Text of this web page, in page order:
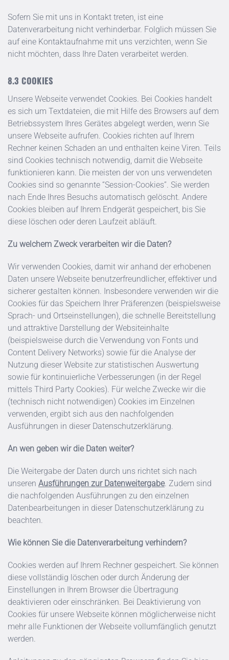
Sofern Sie mit uns in Kontakt treten, ist eine
Datenverarbeitung nicht verhinderbar. Folglich müssen Sie
auf eine Kontaktaufnahme mit uns verzichten, wenn Sie
nicht möchten, dass Ihre Daten verarbeitet werden.
COOKIES
Unsere Webseite verwendet Cookies. Bei Cookies handelt
es sich um Textdateien, die mit Hilfe des Browsers auf dem
Betriebssystem Ihres Gerätes abgelegt werden, wenn Sie
unsere Webseite aufrufen. Cookies richten auf Ihrem
Rechner keinen Schaden an und enthalten keine Viren. Teils
sind Cookies technisch notwendig, damit die Webseite
funktionieren kann. Die meisten der von uns verwendeten
Cookies sind so genannte “Session-Cookies”. Sie werden
nach Ende Ihres Besuchs automatisch gelöscht. Andere
Cookies bleiben auf Ihrem Endgerät gespeichert, bis Sie
diese löschen oder deren Laufzeit abläuft.
Zu welchem Zweck verarbeiten wir die Daten?
Wir verwenden Cookies, damit wir anhand der erhobenen
Daten unsere Webseite benutzerfreundlicher, effektiver und
sicherer gestalten können. Insbesondere verwenden wir die
Cookies für das Speichern Ihrer Präferenzen (beispielsweise
Sprach- und Ortseinstellungen), die schnelle Bereitstellung
und attraktive Darstellung der Websiteinhalte
(beispielsweise durch die Verwendung von Fonts und
Content Delivery Networks) sowie für die Analyse der
Nutzung dieser Website zur statistischen Auswertung
sowie für kontinuierliche Verbesserungen (in der Regel
mittels Third Party Cookies). Für welche Zwecke wir die
(technisch nicht notwendigen) Cookies im Einzelnen
verwenden, ergibt sich aus den nachfolgenden
Ausführungen in dieser Datenschutzerklärung.
An wen geben wir die Daten weiter?
Die Weitergabe der Daten durch uns richtet sich nach
unseren Ausführungen zur Datenweitergabe. Zudem sind
die nachfolgenden Ausführungen zu den einzelnen
Datenbearbeitungen in dieser Datenschutzerklärung zu
beachten.
Wie können Sie die Datenverarbeitung verhindern?
Cookies werden auf Ihrem Rechner gespeichert. Sie können
diese vollständig löschen oder durch Änderung der
Einstellungen in Ihrem Browser die Übertragung
deaktivieren oder einschränken. Bei Deaktivierung von
Cookies für unsere Webseite können möglicherweise nicht
mehr alle Funktionen der Webseite vollumfänglich genutzt
werden.